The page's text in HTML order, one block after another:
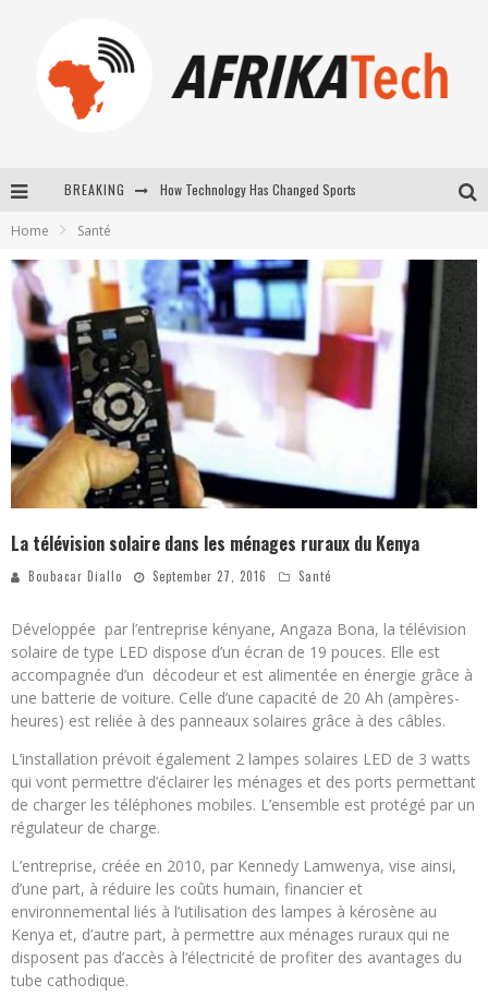
BREAKING
La Révolution Silencieuse : Quand Les Entrepreneurs Africains Décident de ne Plus se Taire
New to online sports betting? Consider These Tips to Play Your First Online Sports Betting Successfully
Home Santé
La télévision solaire dans les ménages ruraux du Kenya
Boubacar Diallo September 27, 2016 Santé
Développée par l’entreprise kényane, Angaza Bona, la télévision
solaire de type LED dispose d’un écran de 19 pouces. Elle est
accompagnée d’un décodeur et est alimentée en énergie grâce à
une batterie de voiture. Celle d’une capacité de 20 Ah (ampères-
heures) est reliée à des panneaux solaires grâce à des câbles.
L’installation prévoit également 2 lampes solaires LED de 3 watts
qui vont permettre d’éclairer les ménages et des ports permettant
de charger les téléphones mobiles. L’ensemble est protégé par un
régulateur de charge.
L’entreprise, créée en 2010, par Kennedy Lamwenya, vise ainsi,
d’une part, à réduire les coûts humain, financier et
environnemental liés à l’utilisation des lampes à kérosène au
Kenya et, d’autre part, à permettre aux ménages ruraux qui ne
disposent pas d’accès à l’électricité de profiter des avantages du
tube cathodique.